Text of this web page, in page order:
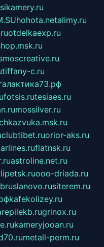
hohota.netalimy.ru
otdelkaexp.ru
tiffany-c.ru
fotsis.rutesiaes.ru
mossilver.ru
clubtibet.ruorior-aks.ru
flatnsk.ru
astroline.net.ru
ooo-driada.ru
bruslanovo.rusiterem.ru
kafekolizey.ru
grinox.ru
kameryjooan.ru
metall-perm.ru